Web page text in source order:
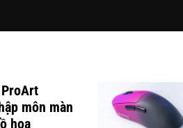
môn màn
hoạ